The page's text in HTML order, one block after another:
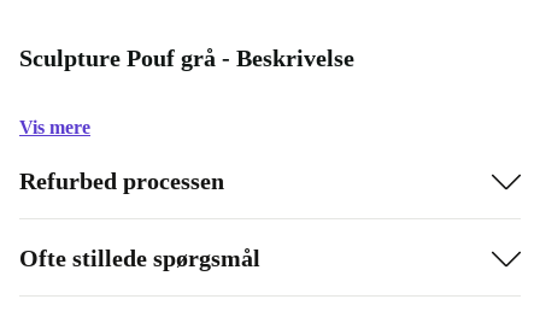
Sculpture Pouf grå - Beskrivelse
Vis mere
Refurbed processen
Ofte stillede spørgsmål